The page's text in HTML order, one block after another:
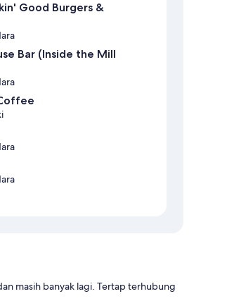
Good Burgers &
Bar (Inside the Mill
masih banyak lagi. Tertap terhubung